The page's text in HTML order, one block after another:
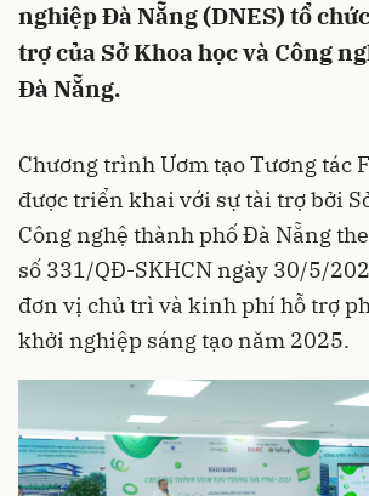
nghiệp Đà Nẵng (DNES) tổ
trợ của Sở Khoa học và Công
Đà Nẵng.
Chương trình Ươm tạo Tương tác
được triển khai với sự tài trợ bởi
Công nghệ thành phố Đà Nẵng
số 331/QĐ-SKHCN ngày 30/5/
đơn vị chủ trì và kinh phí hỗ trợ
khởi nghiệp sáng tạo năm 2025.